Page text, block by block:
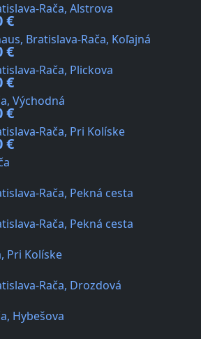
Rača, Alstrova
€
Bratislava-Rača, Koľajná
€
Rača, Plickova
€
Východná
€
Rača, Pri Kolíske
€
Rača, Pekná cesta
Rača, Pekná cesta
Pri Kolíske
Rača, Drozdová
Hybešova